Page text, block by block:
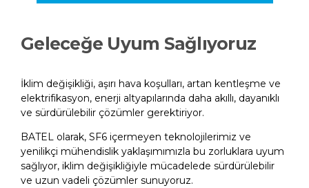
Geleceğe Uyum Sağlıyoruz
İklim değişikliği, aşırı hava koşulları, artan kentleşme ve
elektrifikasyon, enerji altyapılarında daha akıllı, dayanıklı
ve sürdürülebilir çözümler gerektiriyor.​
BATEL olarak, SF6 içermeyen teknolojilerimiz ve
yenilikçi mühendislik yaklaşımımızla bu zorluklara uyum
sağlıyor, iklim değişikliğiyle mücadelede sürdürülebilir
ve uzun vadeli çözümler sunuyoruz.